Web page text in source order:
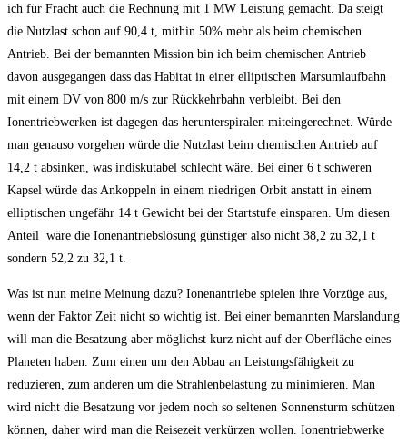
ich für Fracht auch die Rechnung mit 1 MW Leistung gemacht. Da steigt
die Nutzlast schon auf 90,4 t, mithin 50% mehr als beim chemischen
Antrieb. Bei der bemannten Mission bin ich beim chemischen Antrieb
davon ausgegangen dass das Habitat in einer elliptischen Marsumlaufbahn
mit einem DV von 800 m/s zur Rückkehrbahn verbleibt. Bei den
Ionentriebwerken ist dagegen das herunterspiralen miteingerechnet. Würde
man genauso vorgehen würde die Nutzlast beim chemischen Antrieb auf
14,2 t absinken, was indiskutabel schlecht wäre. Bei einer 6 t schweren
Kapsel würde das Ankoppeln in einem niedrigen Orbit anstatt in einem
elliptischen ungefähr 14 t Gewicht bei der Startstufe einsparen. Um diesen
Anteil wäre die Ionenantriebslösung günstiger also nicht 38,2 zu 32,1 t
sondern 52,2 zu 32,1 t.
Was ist nun meine Meinung dazu? Ionenantriebe spielen ihre Vorzüge aus,
wenn der Faktor Zeit nicht so wichtig ist. Bei einer bemannten Marslandung
will man die Besatzung aber möglichst kurz nicht auf der Oberfläche eines
Planeten haben. Zum einen um den Abbau an Leistungsfähigkeit zu
reduzieren, zum anderen um die Strahlenbelastung zu minimieren. Man
wird nicht die Besatzung vor jedem noch so seltenen Sonnensturm schützen
können, daher wird man die Reisezeit verkürzen wollen. Ionentriebwerke